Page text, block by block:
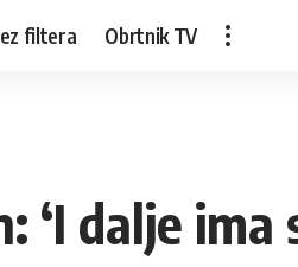
filtera Obrtnik TV
‘I dalje ima